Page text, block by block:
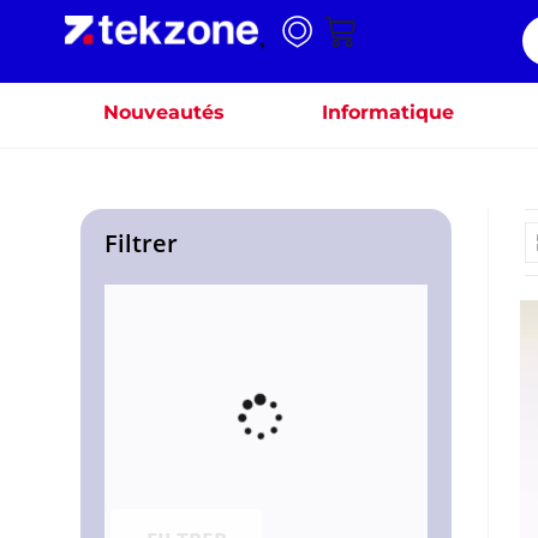
Nouveautés Informatique
Filtrer